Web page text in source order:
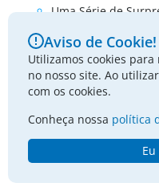
Uma Série de
Grande Sertão:
Martinho, Coração
– O Musical
Aula de Dança de
Agenda Circo
Nenhum
Aviso de Cookie!
Utilizamos cookies
no nosso site. Ao
com os cookies.
Conheça nossa política